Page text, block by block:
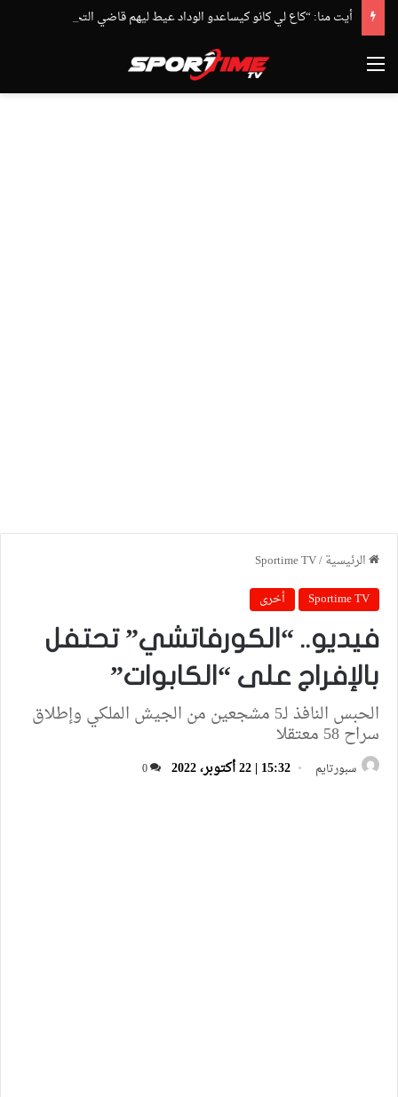
القائمة
الرئيسية/
Sportime TV
Sportime TV
أخرى
فيديو.. “الكورفاتشي” تحتفل
بالإفراج على “الكابوات”
الحبس النافذ لـ5 مشجعين من الجيش الملكي وإطلاق
سراح 58 معتقلا
سبورتايم 15:32 | 22 أكتوبر، 2022 0